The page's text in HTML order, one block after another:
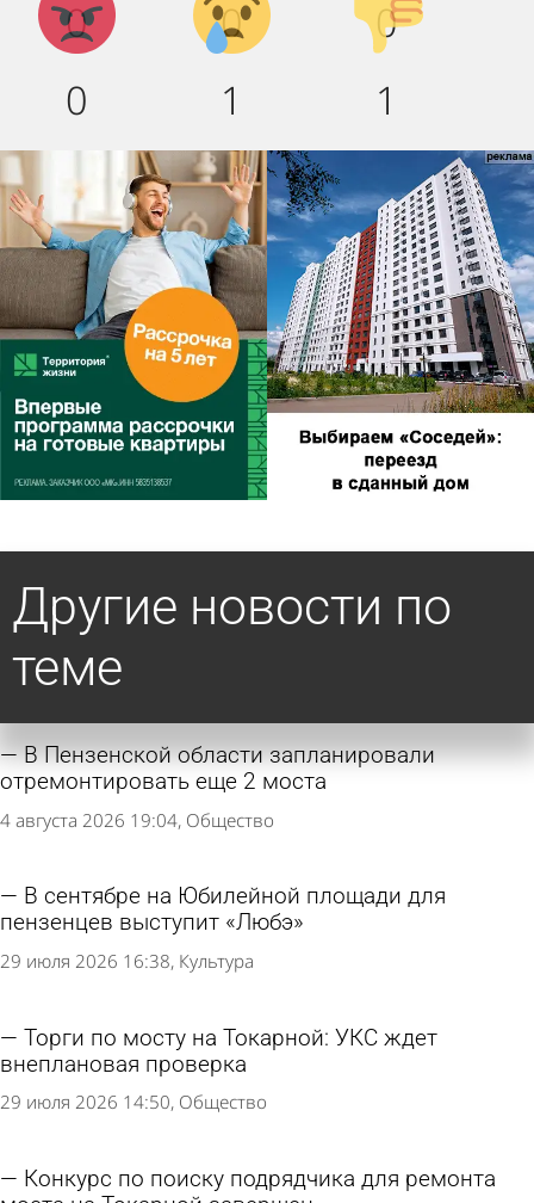
0 0 0
0
:(
1
вниз!
1
Другие новости по
теме
В Пензенской области запланировали
отремонтировать еще 2 моста
4 августа 2026 19:04 Общество
В сентябре на Юбилейной площади для
пензенцев выступит «Любэ»
29 июля 2026 16:38 Культура
Торги по мосту на Токарной: УКС ждет
внеплановая проверка
29 июля 2026 14:50 Общество
Конкурс по поиску подрядчика для ремонта